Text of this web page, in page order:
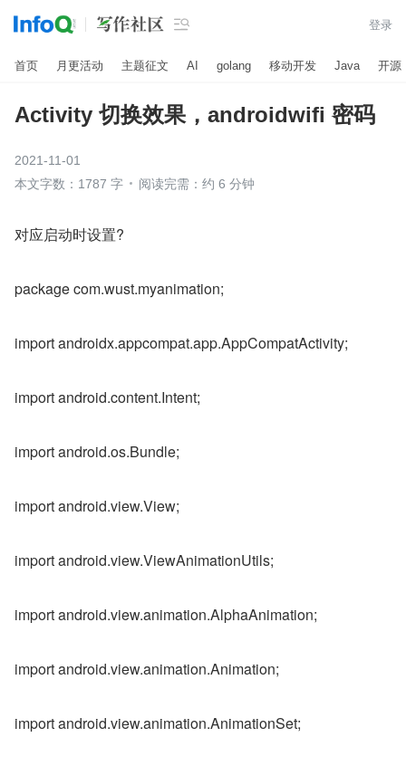
 登录
首页 月更活动 主题征文 AI golang 移动开发 Java 开源
Activity 切换效果，androidwifi 密码
2021-11-01
本文字数：1787 字
阅读完需：约 6 分钟
对应启动时设置?
package com.wust.myanimation;
import androidx.appcompat.app.AppCompatActivity;
import android.content.Intent;
import android.os.Bundle;
import android.view.View;
import android.view.ViewAnimationUtils;
import android.view.animation.AlphaAnimation;
import android.view.animation.Animation;
import android.view.animation.AnimationSet;